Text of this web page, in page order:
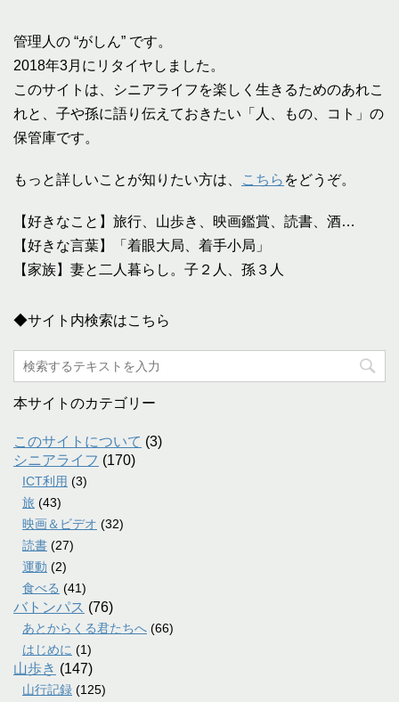
管理人の “がしん” です。
2018年3月にリタイヤしました。
このサイトは、シニアライフを楽しく生きるためのあれこ
れと、子や孫に語り伝えておきたい「人、もの、コト」の
保管庫です。
もっと詳しいことが知りたい方は、 こちら をどうぞ。
【好きなこと】旅行、山歩き、映画鑑賞、読書、酒…
【好きな言葉】「着眼大局、着手小局」
【家族】妻と二人暮らし。子２人、孫３人
◆サイト内検索はこちら
本サイトのカテゴリー
このサイトについて (3)
シニアライフ (170)
ICT利用 (3)
旅 (43)
映画＆ビデオ (32)
読書 (27)
運動 (2)
食べる (41)
バトンパス (76)
あとからくる君たちへ (66)
はじめに (1)
山歩き (147)
山行記録 (125)